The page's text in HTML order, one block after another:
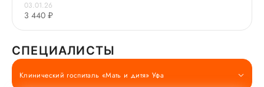
03.01.26
3 440 ₽
СПЕЦИАЛИСТЫ
Клинический госпиталь «Мать и дитя» Уфа